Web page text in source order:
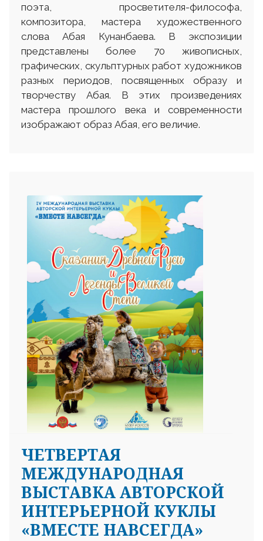
поэта, просветителя-философа,
композитора, мастера художественного
слова Абая Кунанбаева. В экспозиции
представлены более 70 живописных,
графических, скульптурных работ художников
разных периодов, посвященных образу и
творчеству Абая. В этих произведениях
мастера прошлого века и современности
изображают образ Абая, его величие.
ЧЕТВЕРТАЯ
МЕЖДУНАРОДНАЯ
ВЫСТАВКА АВТОРСКОЙ
ИНТЕРЬЕРНОЙ КУКЛЫ
«ВМЕСТЕ НАВСЕГДА»